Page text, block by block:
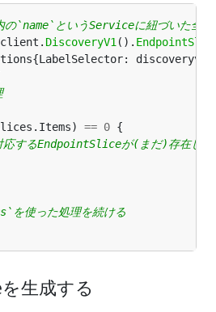
client. DiscoveryV1().
== 0
生成する